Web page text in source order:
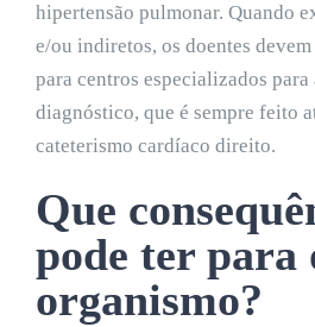
hipertensão pulmonar. Quando
e/ou indiretos, os doentes
para centros especializados
diagnóstico, que é sempre feito
cateterismo cardíaco direito.
Que
pode ter para
organismo?